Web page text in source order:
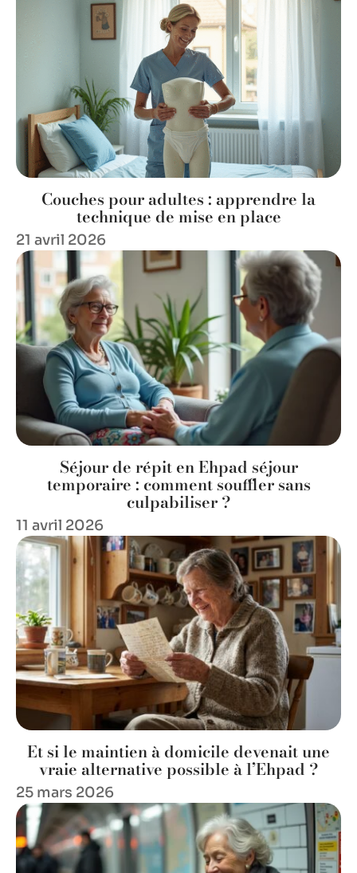
Couches pour adultes : apprendre la
technique de mise en place
21 avril 2026
Séjour de répit en Ehpad séjour
temporaire : comment souffler sans
culpabiliser ?
11 avril 2026
Et si le maintien à domicile devenait une
vraie alternative possible à l’Ehpad ?
25 mars 2026